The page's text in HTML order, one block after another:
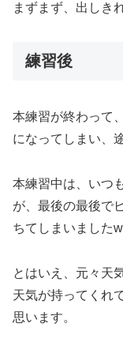
まずまず、出しき
練習後
本練習が終わって
になってしまい、
本練習中は、いつ
が、最後の最後で
ちてしまいましたw
とはいえ、元々天
天気が持ってくれ
思います。